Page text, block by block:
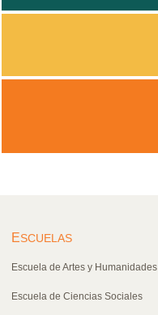
ESCUELAS
Escuela de Artes y Humanidades
Escuela de Ciencias Sociales